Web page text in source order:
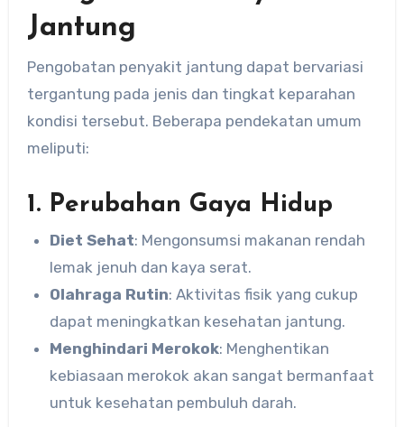
Jantung
Pengobatan penyakit jantung dapat bervariasi
tergantung pada jenis dan tingkat keparahan
kondisi tersebut. Beberapa pendekatan umum
meliputi:
1. Perubahan Gaya Hidup
Diet Sehat: Mengonsumsi makanan rendah
lemak jenuh dan kaya serat.
Olahraga Rutin: Aktivitas fisik yang cukup
dapat meningkatkan kesehatan jantung.
Menghindari Merokok: Menghentikan
kebiasaan merokok akan sangat bermanfaat
untuk kesehatan pembuluh darah.